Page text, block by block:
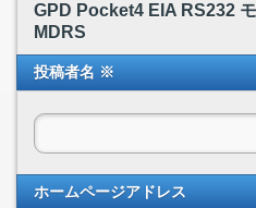
GPD Pocket4 EIA RS232
MDRS
投稿者名 ※
ホームページアドレス